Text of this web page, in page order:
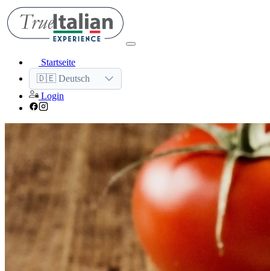
Startseite
🇩🇪 Deutsch
Login